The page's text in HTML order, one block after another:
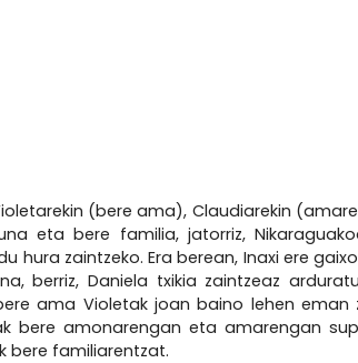
(bere ama), Claudiarekin
eta bere familia, jatorriz,
hura zaintzeko. Era berean, Inaxi ere
berriz, Daniela txikia zaintzeaz
ama Violetak joan baino lehen eman
bere amonarengan eta amarengan
bere familiarentzat.